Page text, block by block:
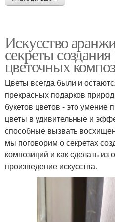
Искусство
секреты
цветочных
Цветы всегда были и
прекрасных подарков
букетов цветов - это умение
цветы в удивительные и
способные вызвать
мы поговорим о секретах
композиций и как сделать из
произведение искусства.